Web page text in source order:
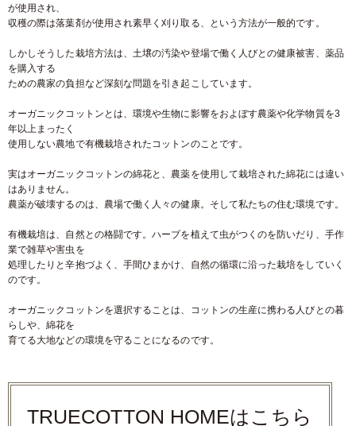
が使用され、
収穫の際は落葉剤が使用され素早く刈り取る、という方法が一般的です。
しかしそうした栽培方法は、土壌の汚染や登場で働く人びとの健康被害、薬品
を購入する
ための農家の負担など深刻な問題を引き起こしています。
オーガニックコットンとは、環境や生物に影響をおよぼす農薬や化学物質を3
年以上まったく
使用しない農地で有機栽培されたコットンのことです。
実はオーガニックコットンの綿花と、農薬を使用して栽培された綿花には違い
はありません。
農薬が破壊するのは、農場で働く人々の健康。そして私たちの住む環境です。
有機栽培は、自然との格闘です。ハーブを植えて虫がつくのを防いだり、手作
業で雑草や害虫を
処理したりと辛抱づよく、手間ひまかけ、自然の循環に沿った栽培をしていく
のです。
オーガニックコットンを選択することは、コットンの生産に携わる人びとの暮
らしや、綿花を
育てる大地などの環境を守ることになるのです。
TRUECOTTON HOMEはこちら